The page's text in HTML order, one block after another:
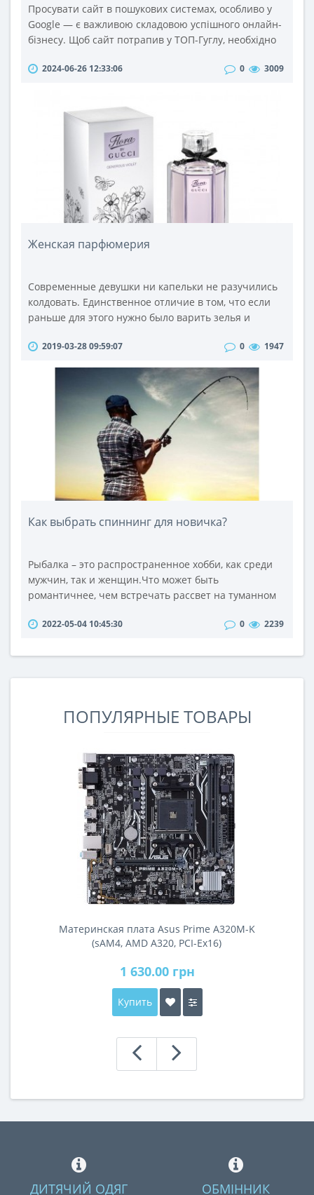
Просувати сайт в пошукових системах, особливо у
Google — є важливою складовою успішного онлайн-
бізнесу. Щоб сайт потрапив у ТОП-Гуглу, необхідно
допоможуть залучити клієнтів і підвищити
лідером цифрового маркетингу в Україні. Вона
допоможе знайти клієнтів з різних..
2024-06-26 12:33:06 0 3009
Женская парфюмерия
Современные девушки ни капельки не разучились
колдовать. Единственное отличие в том, что если
раньше для этого нужно было варить зелья и
в свои сети можно с помощью пары отличных
отлично подходила к вашему образу, и эффектно
подчеркивала вкус и стиль
чаровницы.Современная индустрия данной
продукции расцветае..
2019-03-28 09:59:07 0 1947
Как выбрать спиннинг для новичка?
Рыбалка – это распространенное хобби, как среди
мужчин, так и женщин.Что может быть
романтичнее, чем встречать рассвет на туманном
медленно искрят по воде?Действительно, рыбалка
несомненная возможность отдохнуть, расслабиться,
2022-05-04 10:45:30 0 2239
ПОПУЛЯРНЫЕ ТОВАРЫ
Материнская плата Asus Prime A320M-K
(sAM4, AMD A320, PCI-Ex16)
1 630.00 грн
Купить
ДИТЯЧИЙ ОДЯГ ОБМІННИК